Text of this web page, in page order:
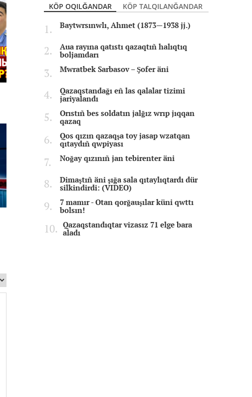
KÖP OQILĞANDAR
KÖP TALQILANĞANDAR
Baytwrsınwlı, Ahmet (1873—1938 jj.)
Aua rayına qatıstı qazaqtıñ halıqtıq
boljamdarı
Mwratbek Sarbasov – Şofer äni
Qazaqstandağı eñ las qalalar tizimi
jariyalandı
Orıstıñ bes soldatın jalğız wrıp jıqqan
qazaq
Qos qızın qazaqşa toy jasap wzatqan
qıtaydıñ qwpiyası
Noğay qızınıñ jan tebirenter äni
Dimaştıñ äni şığa sala qıtaylıqtardı dür
silkindirdi: (VIDEO)
7 mamır - Otan qorğauşılar küni qwttı
bolsın!
Qazaqstandıqtar vizasız 71 elge bara
aladı